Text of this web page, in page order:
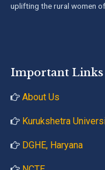
uplifting the rural women of
Important Links
About Us
Kurukshetra
DGHE, Haryana